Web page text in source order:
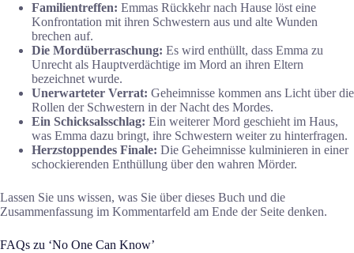
Familientreffen: Emmas Rückkehr nach Hause löst eine
Konfrontation mit ihren Schwestern aus und alte Wunden
brechen auf.
Die Mordüberraschung: Es wird enthüllt, dass Emma zu
Unrecht als Hauptverdächtige im Mord an ihren Eltern
bezeichnet wurde.
Unerwarteter Verrat: Geheimnisse kommen ans Licht über die
Rollen der Schwestern in der Nacht des Mordes.
Ein Schicksalsschlag: Ein weiterer Mord geschieht im Haus,
was Emma dazu bringt, ihre Schwestern weiter zu hinterfragen.
Herzstoppendes Finale: Die Geheimnisse kulminieren in einer
schockierenden Enthüllung über den wahren Mörder.
Lassen Sie uns wissen, was Sie über dieses Buch und die
Zusammenfassung im Kommentarfeld am Ende der Seite denken.
FAQs zu ‘No One Can Know’